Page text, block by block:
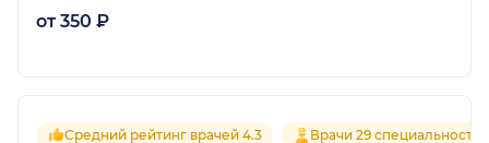
от 350 ₽
Средний рейтинг врачей 4.3 Врачи 29 специальностей